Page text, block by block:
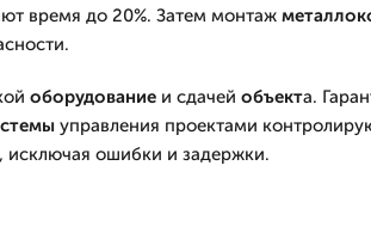
время до 20%. Затем монтаж
оборудованиеи сдачей объекта.
управления проектами
исключая ошибки и задержки.